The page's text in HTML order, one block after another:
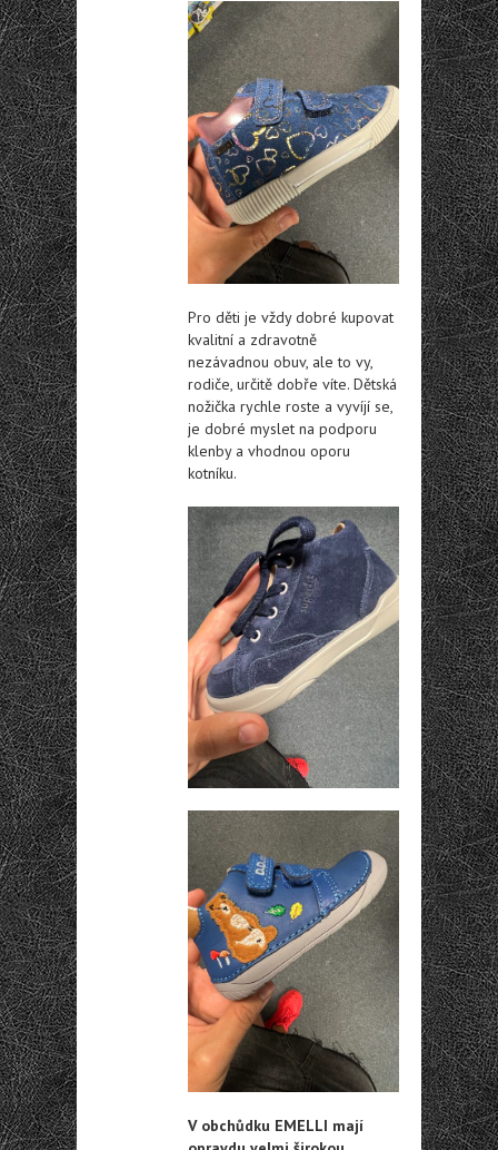
Pro děti je vždy dobré kupovat
kvalitní a zdravotně
nezávadnou obuv, ale to vy,
rodiče, určitě dobře víte. Dětská
nožička rychle roste a vyvíjí se,
je dobré myslet na podporu
klenby a vhodnou oporu
kotníku.
V obchůdku EMELLI mají